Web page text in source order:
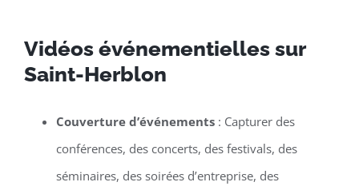
Vidéos événementielles sur
Saint-Herblon
Couverture d’événements: Capturer des
conférences, des concerts, des festivals, des
séminaires, des soirées d’entreprise, des